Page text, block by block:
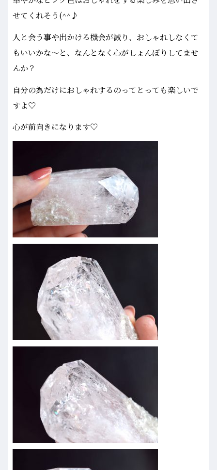
せてくれそう(^^♪
人と会う事や出かける機会が減り、おしゃれしなくて
もいいかな～と、なんとなく心がしょんぼりしてませ
んか？
自分の為だけにおしゃれするのってとっても楽しいで
すよ♡
心が前向きになります♡